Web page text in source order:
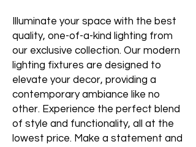
Illuminate your space with the best
quality, one-of-a-kind lighting from
our exclusive collection. Our modern
lighting fixtures are designed to
elevate your decor, providing a
contemporary ambiance like no
other. Experience the perfect blend
of style and functionality, all at the
lowest price. Make a statement and